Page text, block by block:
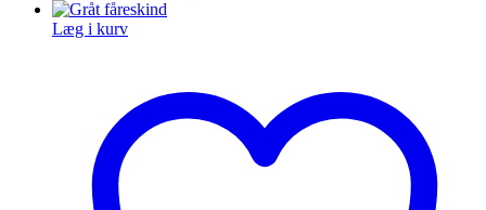
Læg i kurv